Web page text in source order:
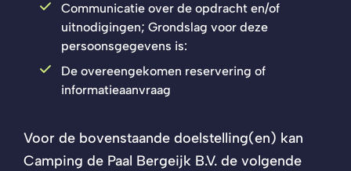
Communicatie over de opdracht en/of
uitnodigingen; Grondslag voor deze
persoonsgegevens is:
De overeengekomen reservering of
informatieaanvraag
Voor de bovenstaande doelstelling(en) kan
Camping de Paal Bergeijk B.V. de volgende